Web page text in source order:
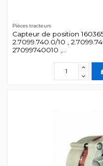
Pièces tracteurs
Capteur de position
2.7099.740.0/10 ,
27099740010 ,...